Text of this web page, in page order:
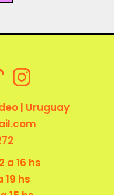
| Uruguay
a 16 hs
19 hs